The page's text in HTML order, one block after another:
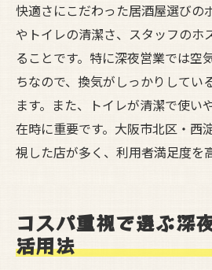
快適さにこだわった居酒屋選びの
やトイレの清潔さ、スタッフのホ
ることです。特に深夜営業では空
ちなので、換気がしっかりしてい
ます。また、トイレが清潔で使い
在時に重要です。大阪市北区・西
視した店が多く、利用者満足度を
コスパ重視で選ぶ深
活用法